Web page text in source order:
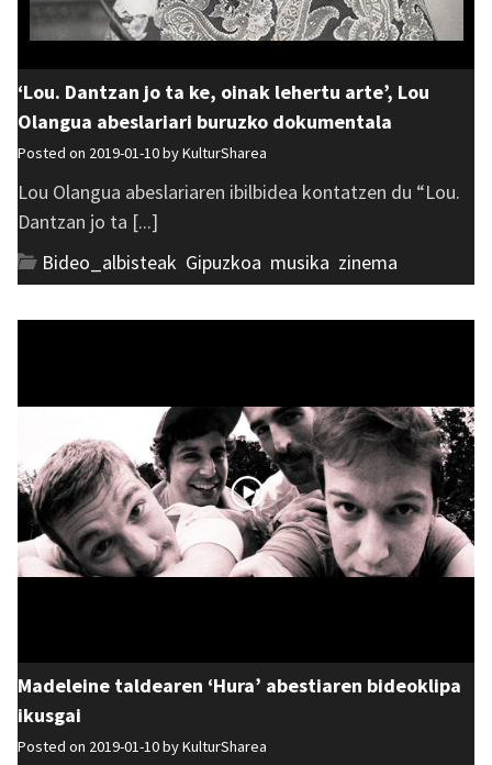
‘Lou. Dantzan jo ta ke, oinak lehertu arte’, Lou
Olangua abeslariari buruzko dokumentala
Posted on 2019-01-10 byKulturSharea
Lou Olangua abeslariaren ibilbidea kontatzen du “Lou.
Dantzan jo ta [...]
Bideo_albisteak Gipuzkoa musika zinema
Madeleine taldearen ‘Hura’ abestiaren bideoklipa
ikusgai
Posted on 2019-01-10 byKulturSharea